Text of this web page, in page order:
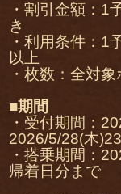
・割引金額：1
き
・利用条件：1
以上
・枚数：全対
■期間
・受付期間：
2026/5/28(木
・搭乗期間：
帰着日分まで